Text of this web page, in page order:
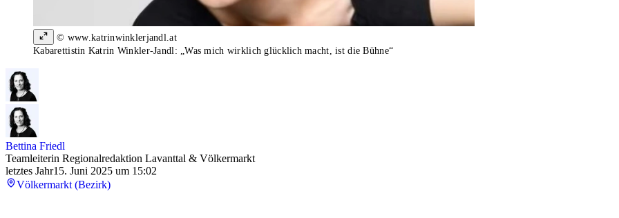
© www.katrinwinklerjandl.at
Kabarettistin Katrin Winkler-Jandl: „Was mich wirklich glücklich macht, ist die Bühne“
Bettina Friedl
Teamleiterin Regionalredaktion Lavanttal & Völkermarkt
letztes Jahr15. Juni 2025 um 15:02
Völkermarkt (Bezirk)